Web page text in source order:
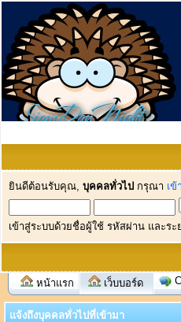
ยินดีต้อนรับคุณ, บุคคลทั่วไป กรุณา เข้
เข้าสู่ระบบด้วยชื่อผู้ใช้ รหัสผ่าน และระ
หน้าแรก เว็บบอร์ด
แจ้งถึงบุคคลทั่วไปที่เข้ามา